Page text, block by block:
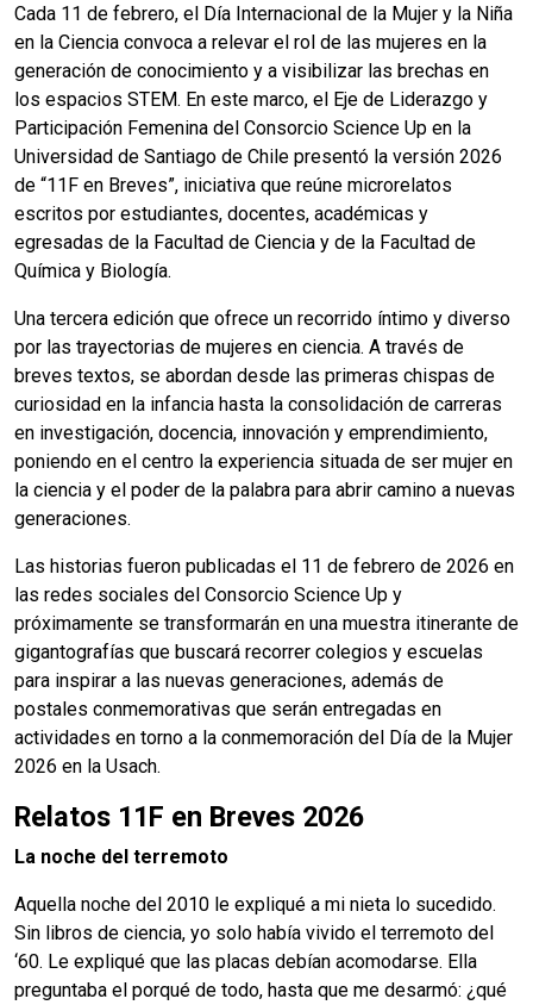
Cada 11 de febrero, el Día Internacional de la Mujer y la Niña
en la Ciencia convoca a relevar el rol de las mujeres en la
generación de conocimiento y a visibilizar las brechas en
los espacios STEM. En este marco, el Eje de Liderazgo y
Participación Femenina del Consorcio Science Up en la
Universidad de Santiago de Chile presentó la versión 2026
de “11F en Breves”, iniciativa que reúne microrelatos
escritos por estudiantes, docentes, académicas y
egresadas de la Facultad de Ciencia y de la Facultad de
Química y Biología.
Una tercera edición que ofrece un recorrido íntimo y diverso
por las trayectorias de mujeres en ciencia. A través de
breves textos, se abordan desde las primeras chispas de
curiosidad en la infancia hasta la consolidación de carreras
en investigación, docencia, innovación y emprendimiento,
poniendo en el centro la experiencia situada de ser mujer en
la ciencia y el poder de la palabra para abrir camino a nuevas
generaciones.
Las historias fueron publicadas el 11 de febrero de 2026 en
las redes sociales del Consorcio Science Up y
próximamente se transformarán en una muestra itinerante de
gigantografías que buscará recorrer colegios y escuelas
para inspirar a las nuevas generaciones, además de
postales conmemorativas que serán entregadas en
actividades en torno a la conmemoración del Día de la Mujer
2026 en la Usach.
Relatos 11F en Breves 2026
La noche del terremoto
Aquella noche del 2010 le expliqué a mi nieta lo sucedido.
Sin libros de ciencia, yo solo había vivido el terremoto del
‘60. Le expliqué que las placas debían acomodarse. Ella
preguntaba el porqué de todo, hasta que me desarmó: ¿qué